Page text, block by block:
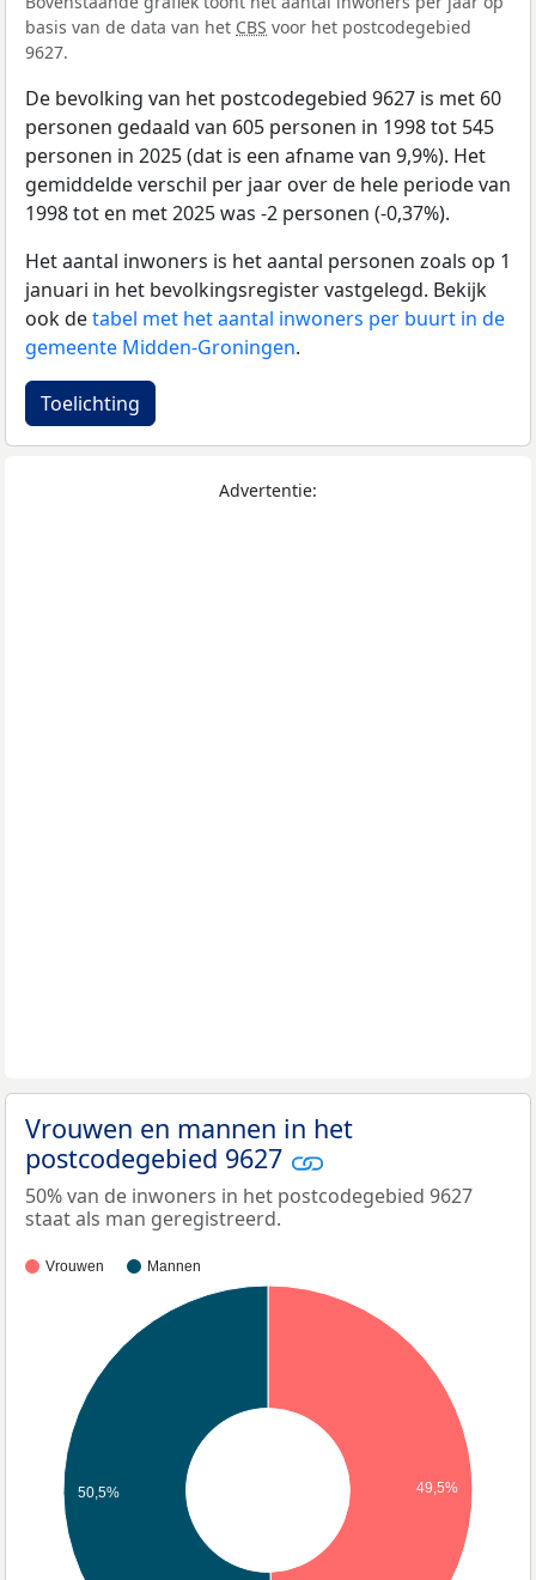
basis van de data van het CBS voor het postcodegebied
9627.
De bevolking van het postcodegebied 9627 is met 60
personen gedaald van 605 personen in 1998 tot 545
personen in 2025 (dat is een afname van 9,9%). Het
gemiddelde verschil per jaar over de hele periode van
1998 tot en met 2025 was -2 personen (-0,37%).
Het aantal inwoners is het aantal personen zoals op 1
januari in het bevolkingsregister vastgelegd. Bekijk
ook detabel met het aantal inwoners per buurt in de
gemeente Midden-Groningen.
Toelichting
Advertentie:
Vrouwen en mannen in het
postcodegebied 9627
50% van de inwoners in het postcodegebied 9627
staat als man geregistreerd.
Vrouwen Mannen
49,5%
50,5%